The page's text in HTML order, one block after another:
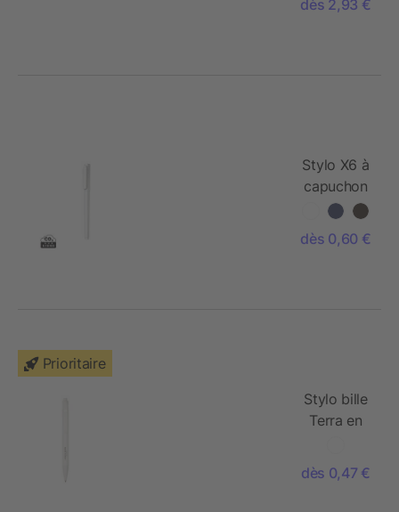
dès 2,93 €
Stylo X6 à
capuchon
avec encre
glissante
dès 0,60 €
Prioritaire
Stylo bille
Terra en
de maïs
dès 0,47 €